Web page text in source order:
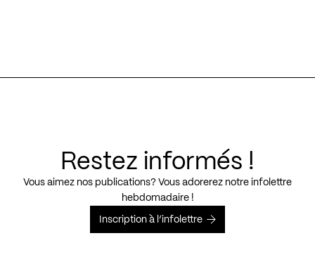
Restez informés !
Vous aimez nos publications? Vous adorerez notre infolettre
hebdomadaire !
Inscription à l’infolettre